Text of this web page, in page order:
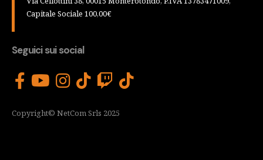
Capitale Sociale 100,00€
Seguici sui social
Copyright© NetCom Srls 2025